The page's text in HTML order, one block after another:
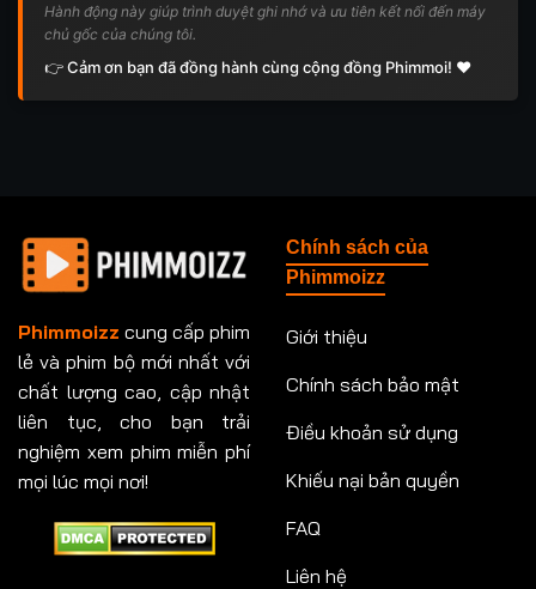
Hành động này giúp trình duyệt ghi nhớ và ưu tiên kết nối đến máy
chủ gốc của chúng tôi.
👉 Cảm ơn bạn đã đồng hành cùng cộng đồng Phimmoi! ❤️
Phimmoizz cung cấp phim
lẻ và phim bộ mới nhất với
chất lượng cao, cập nhật
liên tục, cho bạn trải
nghiệm xem phim miễn phí
mọi lúc mọi nơi!
Chính sách của
Phimmoizz
Giới thiệu
Chính sách bảo mật
Điều khoản sử dụng
Khiếu nại bản quyền
FAQ
Liên hệ